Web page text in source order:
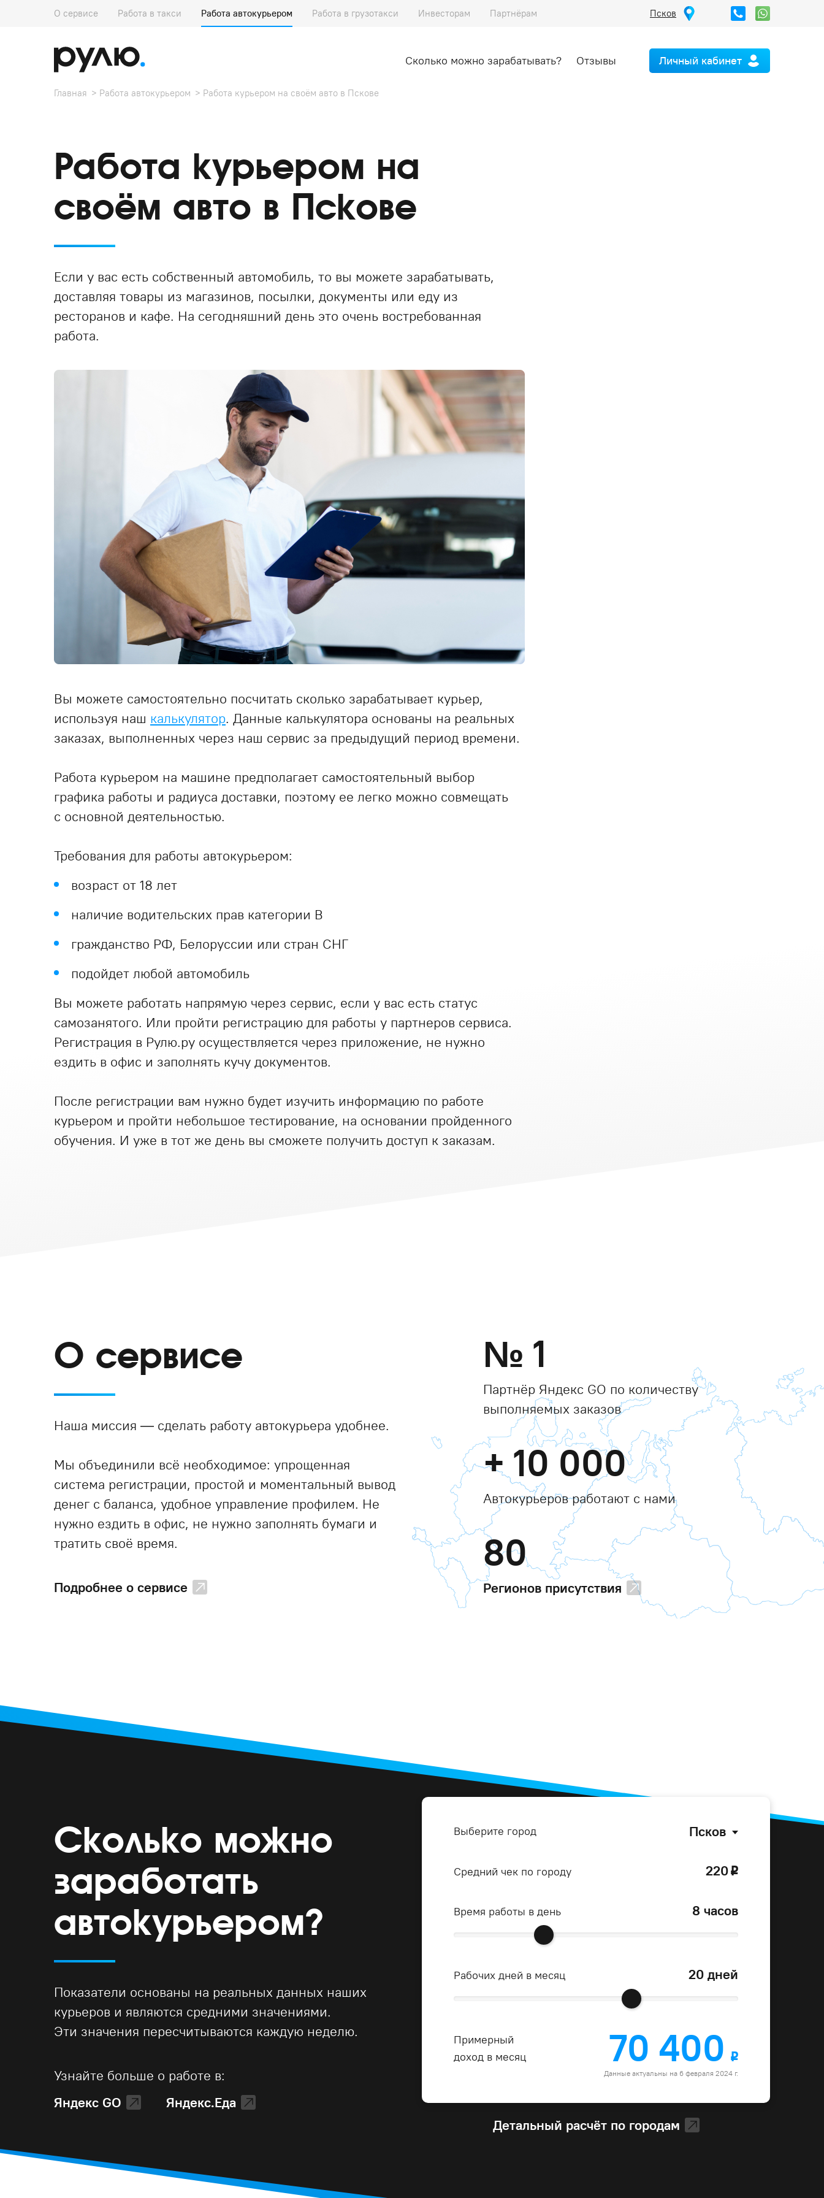
О сервисе Работа в такси Работа автокурьером Работа в грузотакси Инвесторам Партнёрам Псков
Сколько можно зарабатывать? Отзывы Личный кабинет
Главная Работа автокурьером Работа курьером на своём авто в Пскове
Работа курьером на
своём авто в Пскове
Если у вас есть собственный автомобиль, то вы можете зарабатывать,
доставляя товары из магазинов, посылки, документы или еду из
ресторанов и кафе. На сегодняшний день это очень востребованная
работа.
Вы можете самостоятельно посчитать сколько зарабатывает курьер,
используя наш калькулятор. Данные калькулятора основаны на реальных
заказах, выполненных через наш сервис за предыдущий период времени.
Работа курьером на машине предполагает самостоятельный выбор
графика работы и радиуса доставки, поэтому ее легко можно совмещать
с основной деятельностью.
Требования для работы автокурьером:
возраст от 18 лет
наличие водительских прав категории В
гражданство РФ, Белоруссии или стран СНГ
подойдет любой автомобиль
Вы можете работать напрямую через сервис, если у вас есть статус
самозанятого. Или пройти регистрацию для работы у партнеров сервиса.
Регистрация в Рулю.ру осуществляется через приложение, не нужно
ездить в офис и заполнять кучу документов.
После регистрации вам нужно будет изучить информацию по работе
курьером и пройти небольшое тестирование, на основании пройденного
обучения. И уже в тот же день вы сможете получить доступ к заказам.
О сервисе
Наша миссия — сделать работу автокурьера удобнее.
Мы объединили всё необходимое: упрощенная
система регистрации, простой и моментальный вывод
денег с баланса, удобное управление профилем. Не
нужно ездить в офис, не нужно заполнять бумаги и
тратить своё время.
Подробнее о сервисе
№ 1
Партнёр Яндекс GO по количеству
выполняемых заказов
+10 000
Автокурьеров работают с нами
80
Регионов присутствия
Сколько можно
заработать
автокурьером?
Показатели основаны на реальных данных наших
курьеров и являются средними значениями.
Эти значения пересчитываются каждую неделю.
Узнайте больше о работе в:
Яндекс GO
Яндекс.Еда
Выберите город Псков
Средний чек по городу 220 o
Время работы в день 8 часов
Рабочих дней в месяц 20 дней
Примерный
доход в месяц
70 400
o
Данные актуальны на 6 февраля 2024 г.
Детальный расчёт по городам